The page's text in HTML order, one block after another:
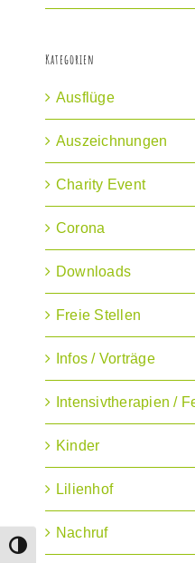
Umschalten auf hohe Kontraste
Kategorien
Ausflüge
Auszeichnungen
Charity Event
Corona
Downloads
Freie Stellen
Infos / Vorträge
Intensivtherapien /
Kinder
Lilienhof
Nachruf